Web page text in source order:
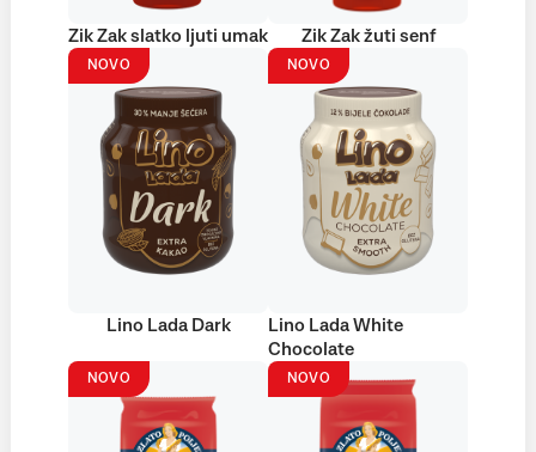
Zik Zak slatko ljuti umak Zik Zak žuti senf
NOVO
Lino Lada Dark
NOVO
Lino Lada White
Chocolate
NOVO NOVO